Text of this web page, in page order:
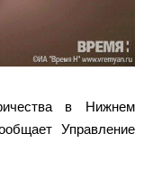
в Нижнем
Управление